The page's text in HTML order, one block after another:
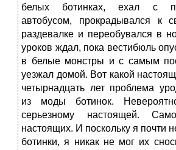
белых ботинках, ехал с
автобусом, прокрадывался к
раздевалке и переобувался в
уроков ждал, пока вестибюль
в белые монстры и с самым
уезжал домой. Вот какой
четырнадцать лет проблема
из моды ботинок.
серьезному настоящей.
настоящих. И поскольку я почти
ботинки, я никак не мог их